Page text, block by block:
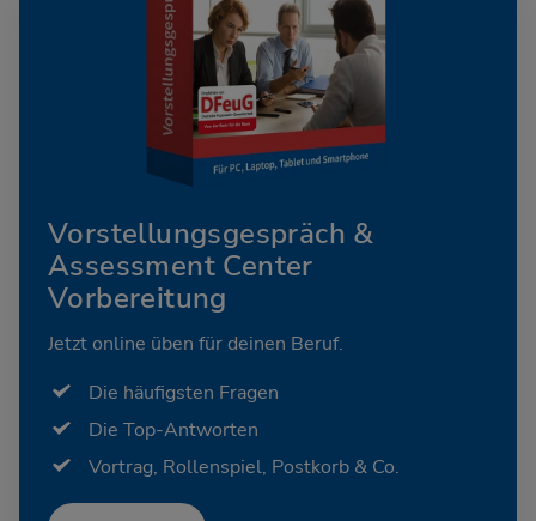
Vorstellungsgespräch &
Assessment Center
Vorbereitung
Jetzt online üben für deinen Beruf.
Die häufigsten Fragen
Die Top-Antworten
Vortrag, Rollenspiel, Postkorb & Co.